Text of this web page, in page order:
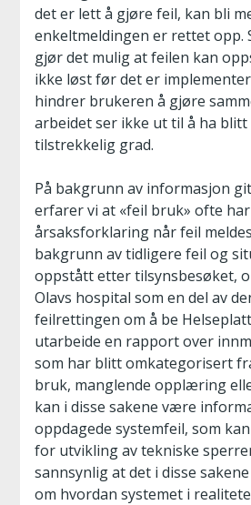
det er lett å gjøre feil, kan bli
enkeltmeldingen er rettet opp.
gjør det mulig at feilen kan
ikke løst før det er
hindrer brukeren å gjøre
arbeidet ser ikke ut til å ha
tilstrekkelig grad.
På bakgrunn av informasjon
erfarer vi at «feil bruk» ofte
årsaksforklaring når feil
bakgrunn av tidligere feil og
oppstått etter tilsynsbesøket,
Olavs hospital som en del av
feilrettingen om å be
utarbeide en rapport over
som har blitt omkategorisert
bruk, manglende opplæring
kan i disse sakene være
oppdagede systemfeil, som
for utvikling av tekniske
sannsynlig at det i disse
om hvordan systemet i